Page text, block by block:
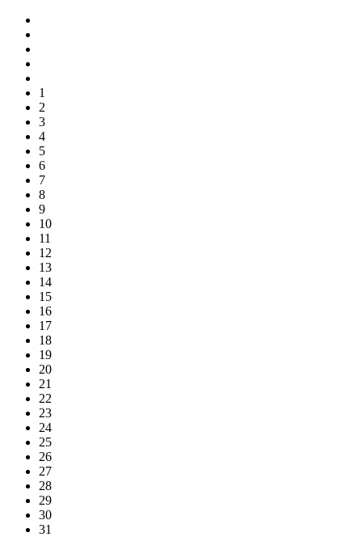
1
2
3
4
5
6
7
8
9
10
11
12
13
14
15
16
17
18
19
20
21
22
23
24
25
26
27
28
29
30
31